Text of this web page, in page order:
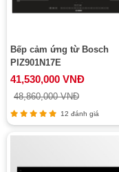
Bếp cảm ứng từ Bosch
PIZ901N17E
41,530,000 VNĐ
48,860,000 VNĐ
12 đánh giá